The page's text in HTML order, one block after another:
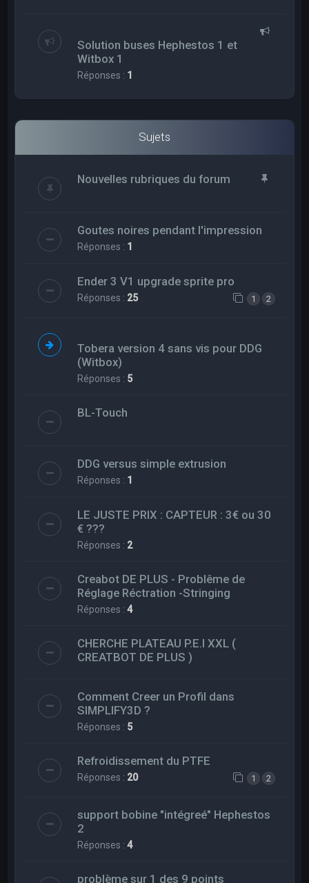
Solution buses Hephestos 1 et
Witbox 1
Réponses : 1
Sujets
Nouvelles rubriques du forum
Goutes noires pendant l'impression
Réponses : 1
Ender 3 V1 upgrade sprite pro
Réponses : 25 1 2
Tobera version 4 sans vis pour DDG
(Witbox)
Réponses : 5
BL-Touch
DDG versus simple extrusion
Réponses : 1
LE JUSTE PRIX : CAPTEUR : 3€ ou 30
€ ???
Réponses : 2
Creabot DE PLUS - Problême de
Réglage Réctration -Stringing
Réponses :4
CHERCHE PLATEAU P.E.I XXL (
CREATBOT DE PLUS )
Comment Creer un Profil dans
SIMPLIFY3D ?
Réponses : 5
Refroidissement du PTFE
Réponses : 20 1 2
support bobine "intégreé" Hephestos
2
Réponses :4
problème sur 1 des 9 points